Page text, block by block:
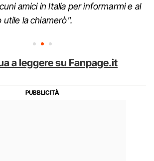
amici in Italia per informarmi e al
la chiamerò".
a leggere su Fanpage.it